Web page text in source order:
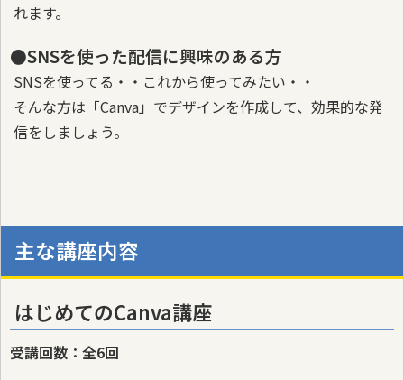
れます。
●SNSを使った配信に興味のある方
SNSを使ってる・・これから使ってみたい・・
そんな方は「Canva」でデザインを作成して、効果的な発
信をしましょう。
主な講座内容
はじめてのCanva講座
受講回数：全6回